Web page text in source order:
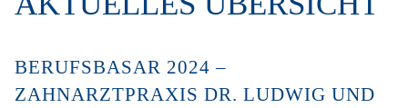
BERUFSBASAR 2024 –
ZAHNARZTPRAXIS DR. LUDWIG UND